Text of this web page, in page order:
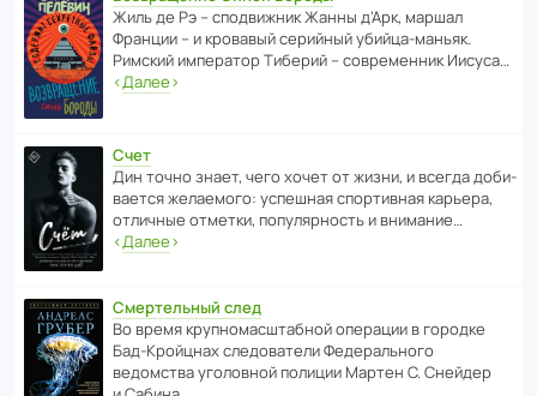
Жиль де Рэ – спод­ви­жник Жанны д’Арк, маршал
Франции – и кровавый серийный убийца-маньяк.
Римский импе­ратор Тиберий – совре­менник Иисуса…
‹Далее›
Счет
Дин точно знает, чего хочет от жизни, и всегда доби­
ва­ется жела­е­мого: успе­шная спор­ти­вная карьера,
отли­чные отметки, попу­ля­р­ность и внимание…
‹Далее›
Смертельный след
Во время круп­но­мас­ш­та­бной операции в городке
Бад‑Крой­цнах следо­ва­тели Феде­раль­ного
ведомства уголо­вной полиции Мартен С. Снейдер